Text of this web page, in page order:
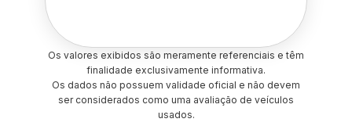
Os valores exibidos são meramente referenciais e têm
finalidade exclusivamente informativa.
Os dados não possuem validade oficial e não devem
ser considerados como uma avaliação de veículos
usados.